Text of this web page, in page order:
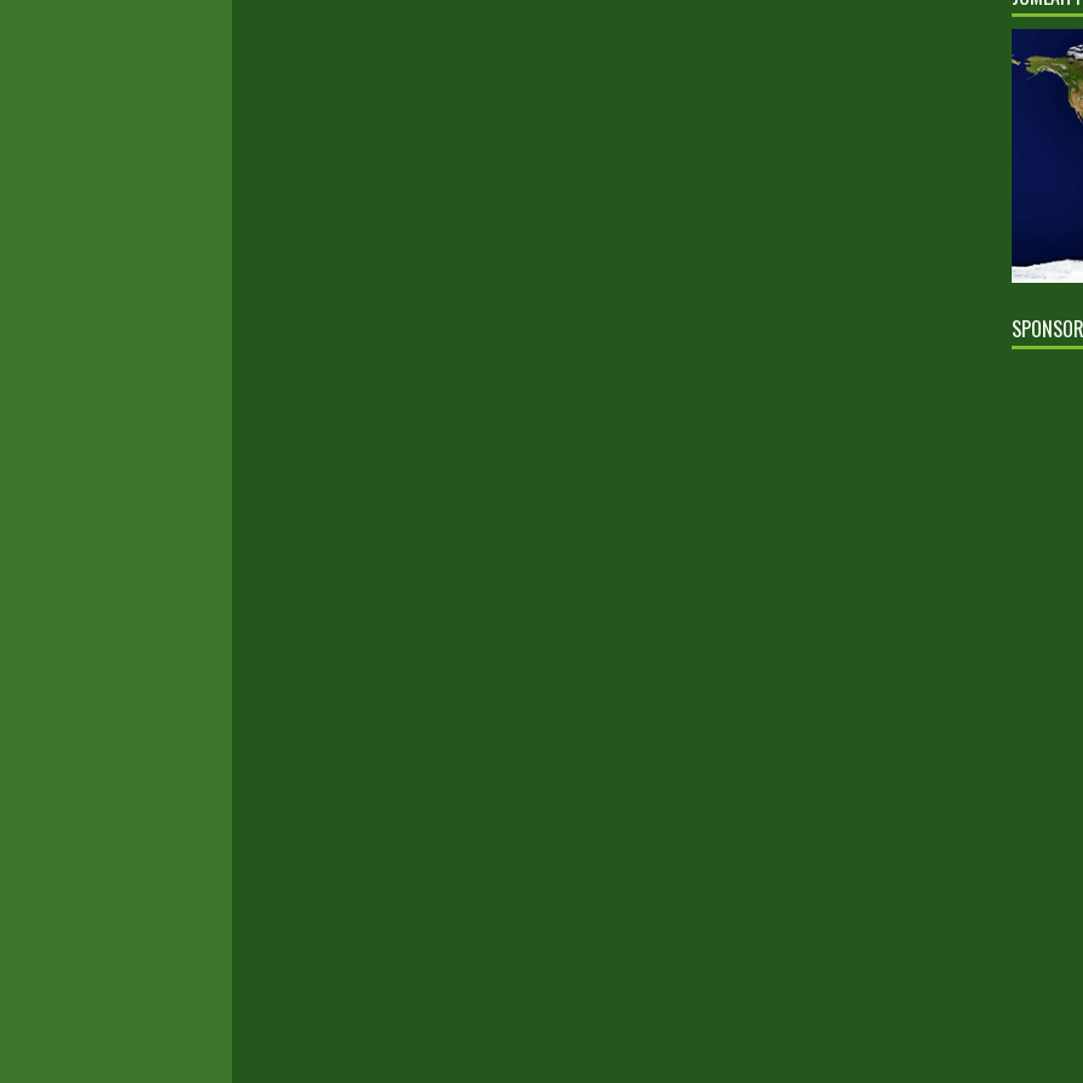
SPONSOR